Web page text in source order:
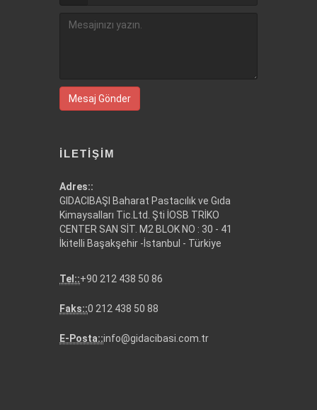
Mesaj Gönder
İLETIŞIM
Adres::
GIDACIBAŞI Baharat Pastacılık ve Gıda
Kimaysalları Tic.Ltd. Şti İOSB TRİKO
CENTER SAN SİT. M2 BLOK NO : 30 - 41
İkitelli Başakşehir -İstanbul - Türkiye
Tel::+90 212 438 50 86
Faks::0 212 438 50 88
E-Posta::info@gidacibasi.com.tr